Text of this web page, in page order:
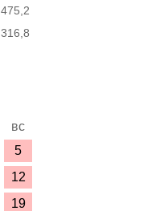
475,2
316,8
вс
5
12
19